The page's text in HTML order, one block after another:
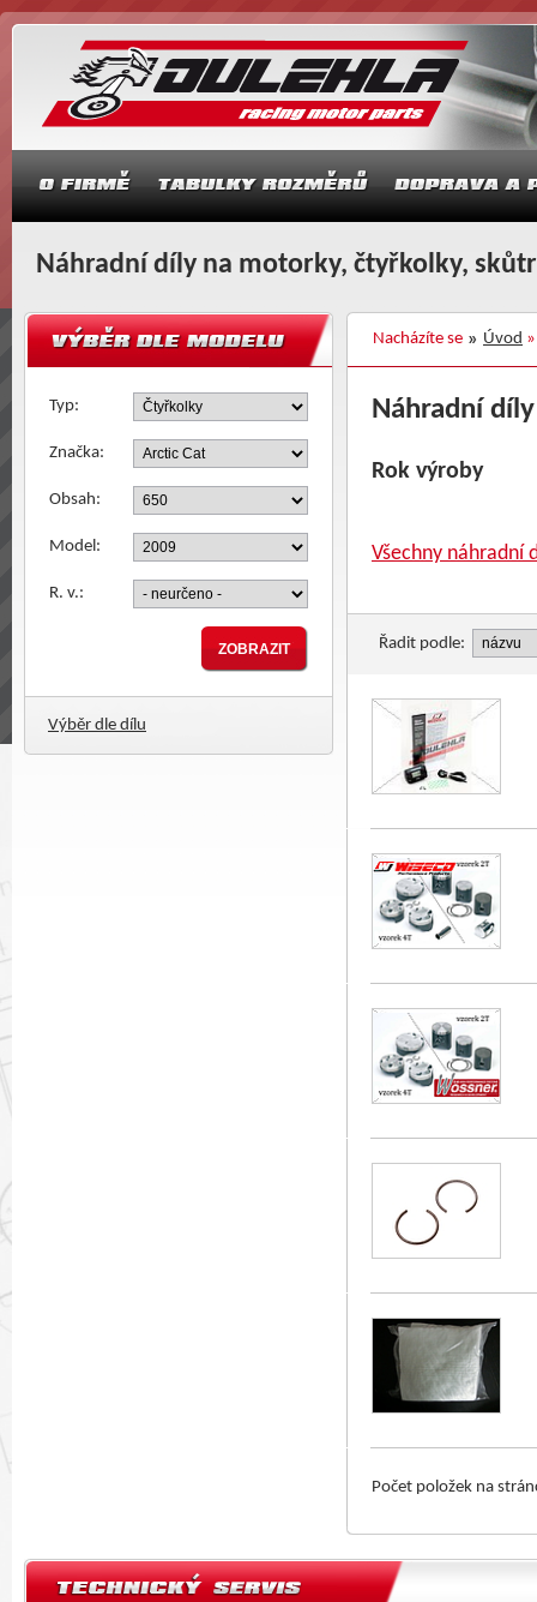
Náhradní díly na motorky, čtyřkolky,
Nacházíte se Úvod
Typ:
Značka:
Obsah:
Model:
R. v.:
Výběr dle dílu
Náhradní
Rok výroby
Všechny náhradní
Řadit podle:
Počet položek na